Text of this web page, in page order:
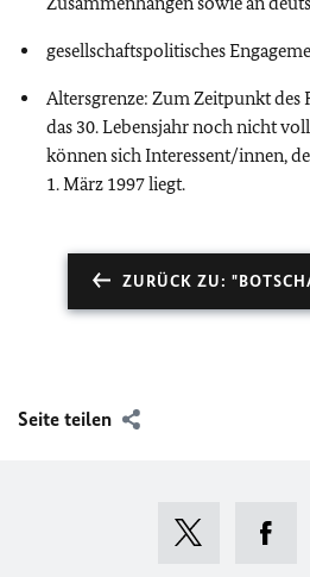
gesellschaftspolitisches
Altersgrenze: Zum Zeitpunkt
das 30. Lebensjahr noch nicht
können sich Interessent/innen,
1. März 1997 liegt.
ZURÜCK ZU:
Seite teilen